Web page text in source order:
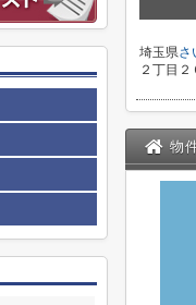
埼玉県さ
２丁目２
物